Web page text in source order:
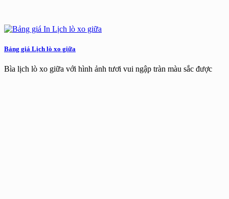
Bảng giá Lịch lò xo giữa
Bìa lịch lò xo giữa với hình ảnh tươi vui ngập tràn màu sắc được